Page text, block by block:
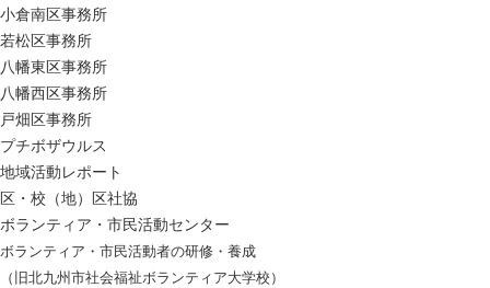
小倉南区事務所
若松区事務所
八幡東区事務所
八幡西区事務所
戸畑区事務所
プチボザウルス
地域活動レポート
区・校（地）区社協
ボランティア・市民活動センター
ボランティア・市民活動者の研修・養成
（旧北九州市社会福祉ボランティア大学校）